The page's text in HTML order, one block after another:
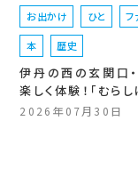
お出かけ ひと フ
本 歴史
伊丹の西の玄関口
楽しく体験！「むら
2026年07月30日